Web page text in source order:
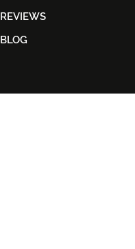
REVIEWS
BLOG